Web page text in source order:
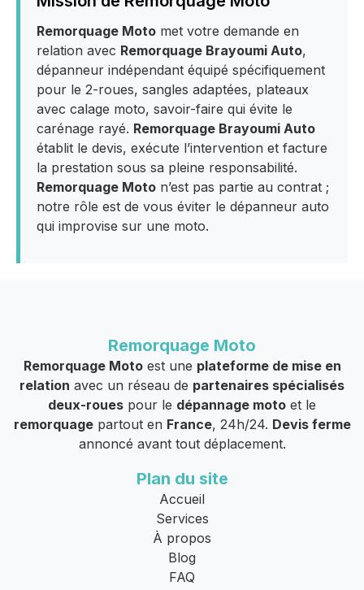
Remorquage Moto met votre demande en
relation avec Remorquage Brayoumi Auto,
dépanneur indépendant équipé spécifiquement
pour le 2-roues, sangles adaptées, plateaux
avec calage moto, savoir-faire qui évite le
carénage rayé. Remorquage Brayoumi Auto
établit le devis, exécute l’intervention et facture
la prestation sous sa pleine responsabilité.
Remorquage Moto n’est pas partie au contrat ;
notre rôle est de vous éviter le dépanneur auto
qui improvise sur une moto.
Remorquage Moto
Remorquage Motoest une plateforme de mise en
relation avec un réseau de partenaires spécialisés
deux-roues pour le dépannage moto et le
remorquagepartout en France, 24h/24. Devis ferme
annoncé avant tout déplacement.
Plan du site
Accueil
Services
À propos
Blog
FAQ